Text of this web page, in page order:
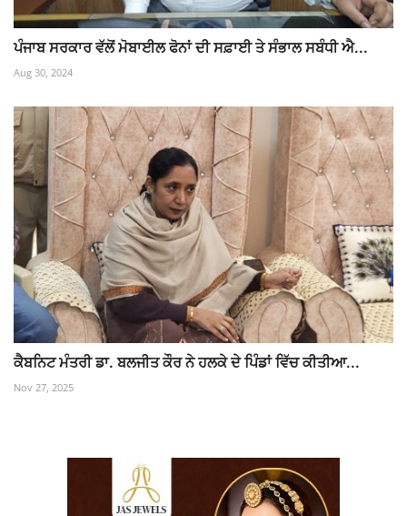
ਪੰਜਾਬ ਸਰਕਾਰ ਵੱਲੋਂ ਮੋਬਾਈਲ ਫੋਨਾਂ ਦੀ ਸਫ਼ਾਈ ਤੇ ਸੰਭਾਲ ਸਬੰਧੀ ਐ...
Aug 30, 2024
ਕੈਬਨਿਟ ਮੰਤਰੀ ਡਾ. ਬਲਜੀਤ ਕੌਰ ਨੇ ਹਲਕੇ ਦੇ ਪਿੰਡਾਂ ਵਿੱਚ ਕੀਤੀਆ...
Nov 27, 2025